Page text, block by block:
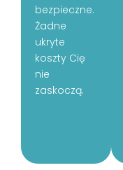
bezpieczne.
Żadne
ukryte
koszty Cię
nie
zaskoczą.